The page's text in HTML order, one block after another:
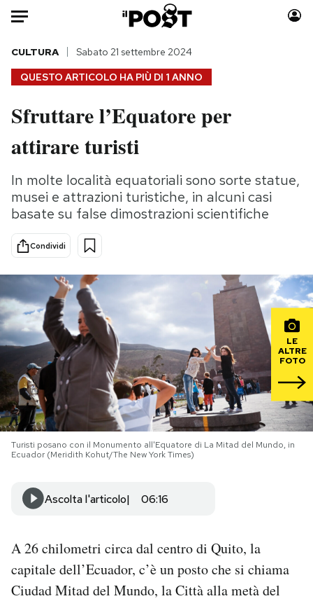
Auto
HOME
Italia
Politica
Tecnologia
Internet
Scienza
Cultura
Economia
Sport
Moda
Storie/Idee
Ok Boomer!
Media
Mondiali calcio 2026
PODCAST
NEWSLETTER
I MIEI PREFERITI
AREA PERSONALE
QUESTO ARTICOLO HA PIÙ DI 1 ANNO
CULTURA Sabato 21 settembre 2024
Sfruttare l’Equatore per
attirare turisti
In molte località equatoriali sono sorte statue,
musei e attrazioni turistiche, in alcuni casi
basate su false dimostrazioni scientifiche
Condividi
LE
ALTRE
FOTO
Turisti posano con il Monumento all'Equatore di La Mitad del Mundo, in
Ecuador (Meridith Kohut/The New York Times)
Ascolta l'articolo 06:16
A 26 chilometri circa dal centro di Quito, la
capitale dell’Ecuador, c’è un posto che si chiama
Ciudad Mitad del Mundo, la Città alla metà del